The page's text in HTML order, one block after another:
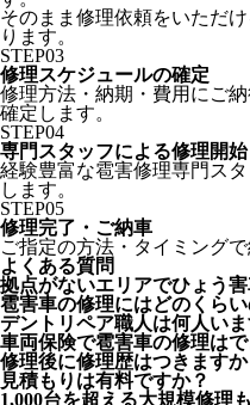
そのまま修理依頼をいただ
ります。
STEP03
修理スケジュールの確定
修理方法・納期・費用にご
確定します。
STEP04
専門スタッフによる修理開始
経験豊富な雹害修理専門ス
します。
STEP05
修理完了・ご納車
ご指定の方法・タイミングで
よくある質問
拠点がないエリアでひょう
雹害車の修理にはどのくら
デントリペア職人は何人いま
車両保険で雹害車の修理は
修理後に修理歴はつきますか
見積もりは有料ですか？
1,000台を超える大規模修理